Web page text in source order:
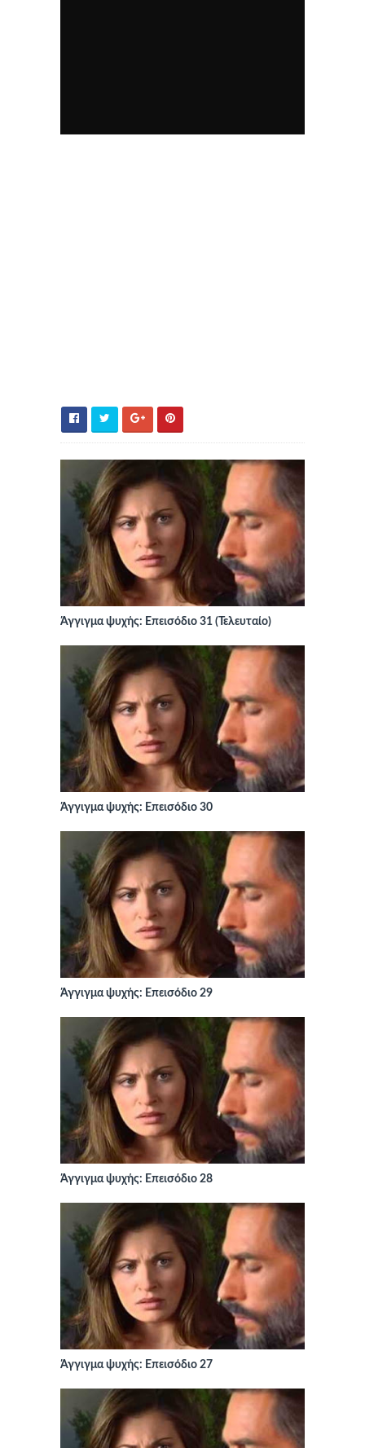
Άγγιγμα ψυχής: Επεισόδιο 31 (Τελευταίο)
Άγγιγμα ψυχής: Επεισόδιο 30
Άγγιγμα ψυχής: Επεισόδιο 29
Άγγιγμα ψυχής: Επεισόδιο 28
Άγγιγμα ψυχής: Επεισόδιο 27